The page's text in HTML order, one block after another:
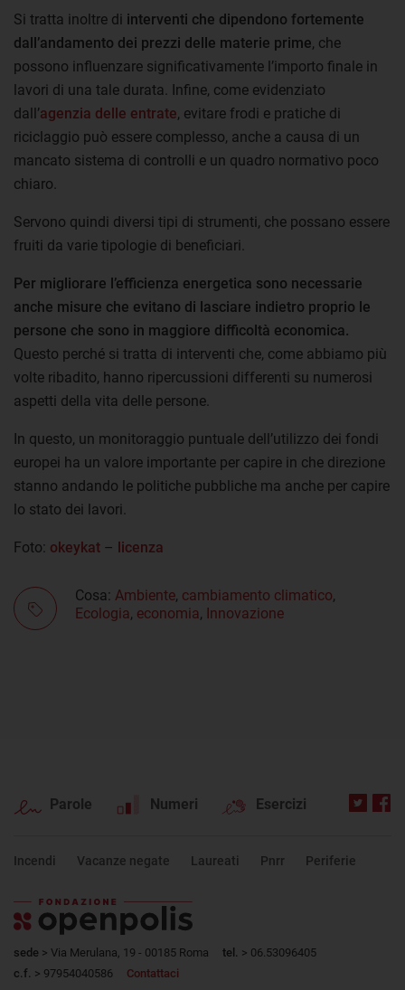
Si tratta inoltre di interventi che dipendono fortemente
dall’andamento dei prezzi delle materie prime, che
possono influenzare significativamente l’importo finale in
lavori di una tale durata. Infine, come evidenziato
dall’agenzia delle entrate, evitare frodi e pratiche di
riciclaggio può essere complesso, anche a causa di un
mancato sistema di controlli e un quadro normativo poco
chiaro.
Servono quindi diversi tipi di strumenti, che possano essere
fruiti da varie tipologie di beneficiari.
Per migliorare l’efficienza energetica sono necessarie
anche misure che evitano di lasciare indietro proprio le
persone che sono in maggiore difficoltà economica.
Questo perché si tratta di interventi che, come abbiamo più
volte ribadito, hanno ripercussioni differenti su numerosi
aspetti della vita delle persone.
In questo, un monitoraggio puntuale dell’utilizzo dei fondi
europei ha un valore importante per capire in che direzione
stanno andando le politiche pubbliche ma anche per capire
lo stato dei lavori.
Foto: okeykat – licenza
Cosa: Ambiente, cambiamento climatico,
Ecologia, economia, Innovazione
Parole Numeri Esercizi
Incendi Vacanze negate Laureati Pnrr Periferie
sede > Via Merulana, 19 - 00185 Roma tel. > 06.53096405
c.f. > 97954040586 Contattaci